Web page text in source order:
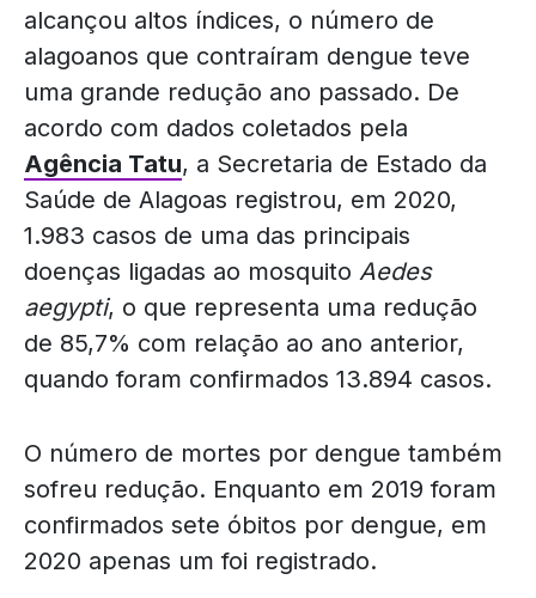
alcançou altos índices, o número de
alagoanos que contraíram dengue teve
uma grande redução ano passado. De
acordo com dados coletados pela
Agência Tatu, a Secretaria de Estado da
Saúde de Alagoas registrou, em 2020,
1.983 casos de uma das principais
doenças ligadas ao mosquito Aedes
aegypti, o que representa uma redução
de 85,7% com relação ao ano anterior,
quando foram confirmados 13.894 casos.
O número de mortes por dengue também
sofreu redução. Enquanto em 2019 foram
confirmados sete óbitos por dengue, em
2020 apenas um foi registrado.